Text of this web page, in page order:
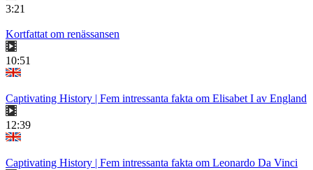
3:21
Kortfattat om renässansen
10:51
Captivating History | Fem intressanta fakta om Elisabet I av England
12:39
Captivating History | Fem intressanta fakta om Leonardo Da Vinci